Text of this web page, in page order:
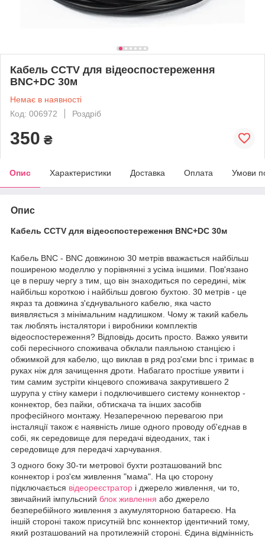
Кабель CCTV для відеоспостереження
BNC+DC 30м
Немає в наявності
Код: 006972
Роздріб
350 ₴
Опис Характеристики Доставка Оплата Умови
Опис
Кабель CCTV для відеоспостереження BNC+DC 30м
Кабель BNC - BNC довжиною 30 метрів вважається найбільш
поширеною моделлю у порівнянні з усіма іншими. Пов'язано
це в першу чергу з тим, що він знаходиться по середині, між
найбільш короткою і найбільш довгою бухтою. 30 метрів - це
якраз та довжина з'єднувального кабелю, яка часто
виявляється з мінімальним надлишком. Чому ж такий кабель
так люблять інсталятори і виробники комплектів
відеоспостереження? Відповідь досить просто. Важко уявити
собі пересічного споживача обклали паяльною станцією і
обжимкой для кабелю, що виклав в ряд роз'єми bnc і тримає в
руках ніж для зачищення дроти. Набагато простіше уявити і
тим самим зустріти кінцевого споживача закрутившего 2
шурупа у стіну камери і подключившего систему коннектор -
коннектор, без пайки, обтискача та інших засобів
професійного монтажу. Незаперечною перевагою при
інсталяції також є наявність лише одного проводу об'єднав в
собі, як середовище для передачі відеоданих, так і
середовище для передачі харчування.
З одного боку 30-ти метрової бухти розташований bnc
коннектор і роз'єм живлення "мама". На цю сторону
підключається відеореєстратор і джерело живлення, чи то,
звичайний імпульсний блок живлення або джерело
безперебійного живлення з акумуляторною батареєю. На
іншій стороні також присутній bnc коннектор ідентичний тому,
який розташований на протилежній стороні. Єдина відмінність